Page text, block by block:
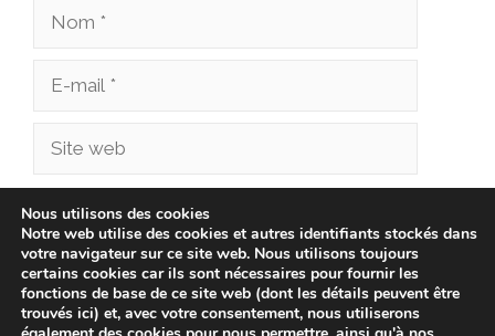
Nom
Site
Enregistrer mon nom, mon e-mail et mon site
dans le navigateur pour mon prochain
commentaire.
Nous utilisons des cookies
Notre web utilise des cookies et autres identifiants stockés dans
votre navigateur sur ce site web. Nous utilisons toujours
certains cookies car ils sont nécessaires pour fournir les
fonctions de base de ce site web (dont les détails peuvent être
trouvés ici) et, avec votre consentement, nous utiliserons